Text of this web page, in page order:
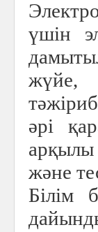
үшін
жүйе,
әрі
арқылы
және
Білім